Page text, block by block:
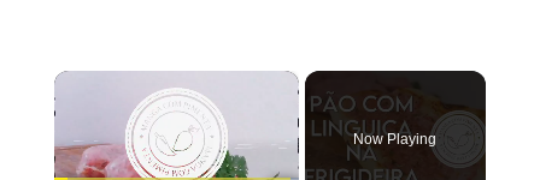
×
Now Playing